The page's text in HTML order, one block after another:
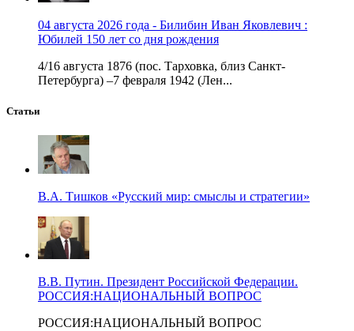
04 августа 2026 года - Билибин Иван Яковлевич :
Юбилей 150 лет со дня рождения
4/16 августа 1876 (пос. Тарховка, близ Санкт-
Петербурга) –7 февраля 1942 (Лен...
Статьи
В.А. Тишков «Русский мир: смыслы и стратегии»
В.В. Путин. Президент Российской Федерации.
РОССИЯ:НАЦИОНАЛЬНЫЙ ВОПРОС
РОССИЯ:НАЦИОНАЛЬНЫЙ ВОПРОС